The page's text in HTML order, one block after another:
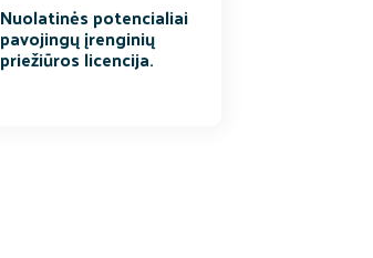
Nuolatinės potencialiai
pavojingų įrenginių
priežiūros licencija.